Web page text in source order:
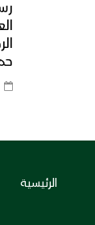
الرئيسية